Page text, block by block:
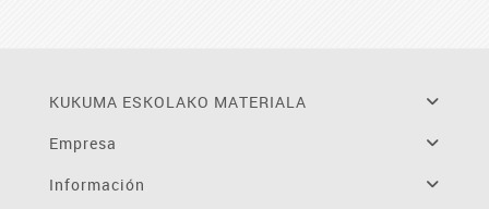
KUKUMA ESKOLAKO MATERIALA
Empresa
Información